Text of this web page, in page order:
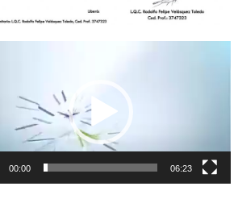
00:00 06:23